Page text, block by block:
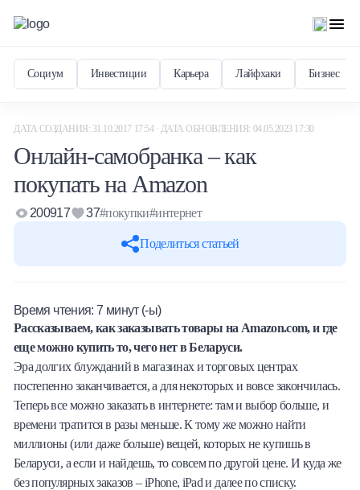
Социум Инвестиции Карьера Лайфхаки Бизнес
Халва
Онлайн-обменник
Премиальный сервис Prime Line
ДАТА СОЗДАНИЯ: 31.10.2017 17:54 · ДАТА ОБНОВЛЕНИЯ: 04.05.2023 17:30
Онлайн-самобранка – как
покупать на Amazon
Поделиться статьей
200917 37#покупки#интернет
Время чтения:7 минут (-ы)
Рассказываем, как заказывать товары на Amazon.com, и где
еще можно купить то, чего нет в Беларуси.
Эра долгих блужданий в магазинах и торговых центрах
постепенно заканчивается, а для некоторых и вовсе закончилась.
Теперь все можно заказать в интернете: там и выбор больше, и
времени тратится в разы меньше. К тому же можно найти
миллионы (или даже больше) вещей, которых не купишь в
Беларуси, а если и найдешь, то совсем по другой цене. И куда же
без популярных заказов – iPhone, iPad и далее по списку.